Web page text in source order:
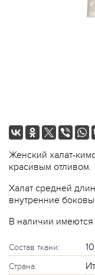
Женский халат-
красивым отливом.
Халат средней
внутренние
В наличии
Состав ткани:
Страна: